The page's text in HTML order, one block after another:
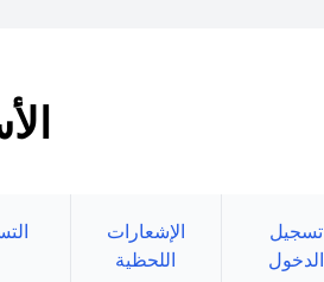
تسجيل
الدخول
الإشعارات
اللحظية